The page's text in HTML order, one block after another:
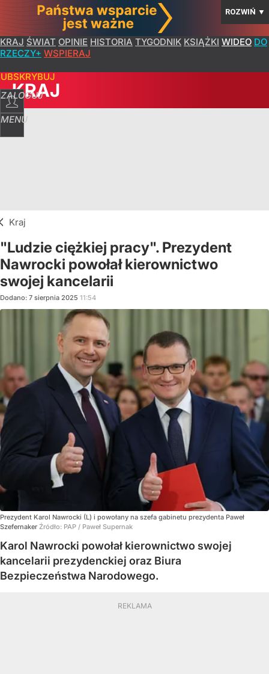
ROZWIŃ ▼
KRAJ ŚWIAT OPINIE HISTORIA TYGODNIK KSIĄŻKI WIDEO DO
RZECZY+ WSPIERAJ
ZALOGUJ
MENU
KRAJ
Kraj
"Ludzie ciężkiej pracy". Prezydent
Nawrocki powołał kierownictwo
swojej kancelarii
Dodano: 7 sierpnia 2025 11:54
Prezydent Karol Nawrocki (L) i powołany na szefa gabinetu prezydenta Paweł
Szefernaker Źródło: PAP / Paweł Supernak
Karol Nawrocki powołał kierownictwo swojej
kancelarii prezydenckiej oraz Biura
Bezpieczeństwa Narodowego.